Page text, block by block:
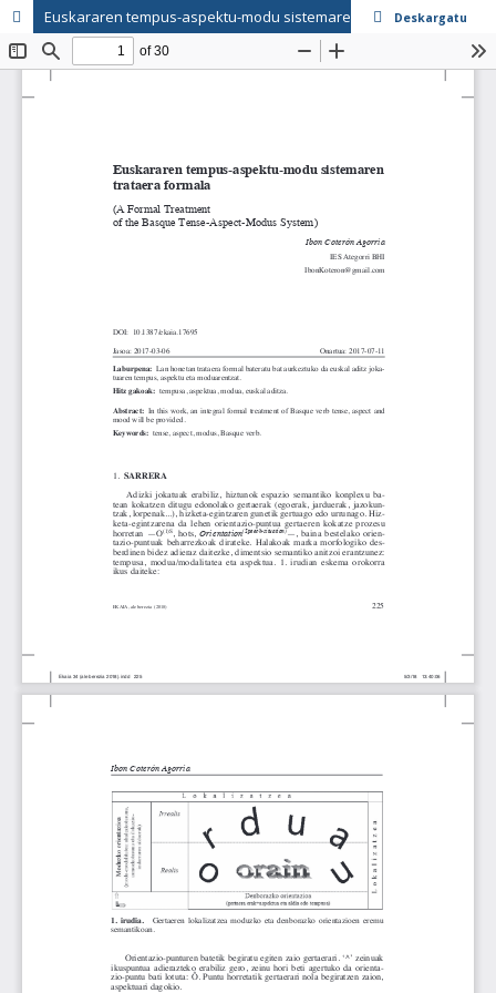
Euskararen tempus-aspektu-modu sistemaren trataera formala
Deskargatu